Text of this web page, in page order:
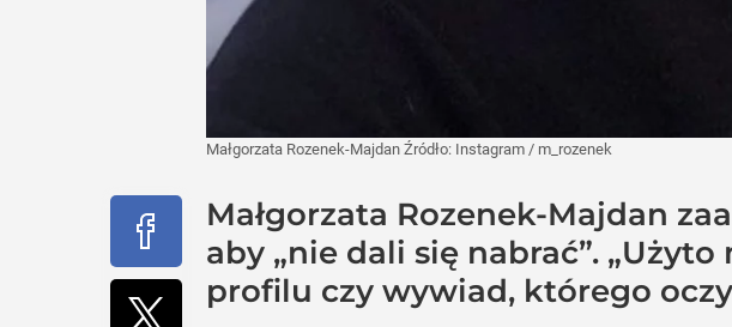
Małgorzata Rozenek-Majdan Źródło: Instagram / m_rozenek
Małgorzata Rozenek-Majdan
aby „nie dali się nabrać”.
profilu czy wywiad, którego